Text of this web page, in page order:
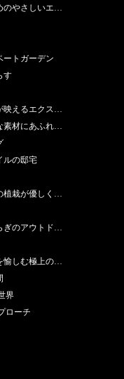
やさしいエ…
ートガーデン
す
映えるエクス…
材にあふれ…
ルの邸宅
栽が優しく…
ぎのアウトド…
愉しむ極上の…
界
ローチ